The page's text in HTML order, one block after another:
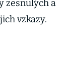
zesnulých a
vzkazy.